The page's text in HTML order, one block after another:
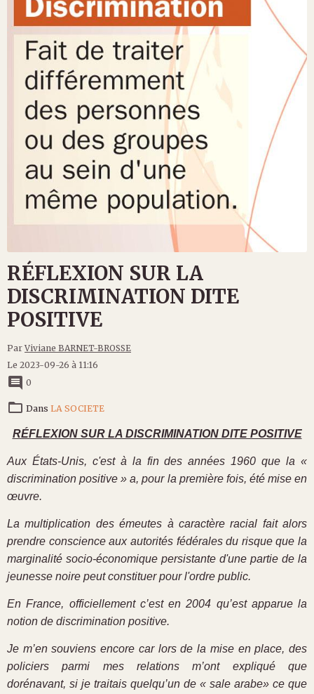
RÉFLEXION SUR LA
DISCRIMINATION DITE
POSITIVE
ParViviane BARNET-BROSSE
Le 2023-09-26 à 11:16
0
Dans LA SOCIETE
RÉFLEXION SUR LA DISCRIMINATION DITE POSITIVE
Aux États-Unis, c'est à la fin des années 1960 que la «
discrimination positive » a, pour la première fois, été mise en
œuvre.
La multiplication des émeutes à caractère racial fait alors
prendre conscience aux autorités fédérales du risque que la
marginalité socio-économique persistante d'une partie de la
jeunesse noire peut constituer pour l'ordre public.
En France, officiellement c’est en 2004 qu’est apparue la
notion de discrimination positive.
Je m’en souviens encore car lors de la mise en place, des
policiers parmi mes relations m’ont expliqué que
dorénavant, si je traitais quelqu’un de « sale arabe» ce que